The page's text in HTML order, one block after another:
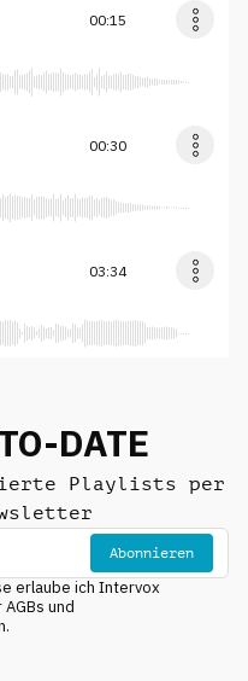
00:15
00:30
03:34
DATE
Playlists per
Abonnieren
erlaube ich Intervox
und